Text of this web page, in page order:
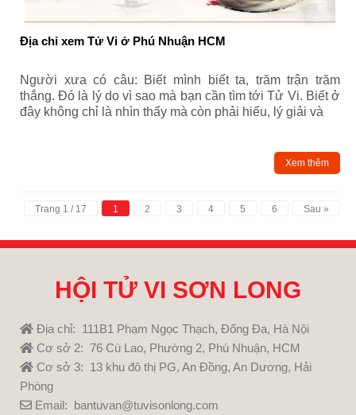
Địa chỉ xem Tử Vi ở Phú Nhuận HCM
Người xưa có câu: Biết mình biết ta, trăm trận trăm
thắng. Đó là lý do vì sao mà bạn cần tìm tới Tử Vi. Biết ở
đây không chỉ là nhìn thấy mà còn phải hiểu, lý giải và
Xem thêm
Trang 1 / 17 1 2 3 4 5 6 Sau »
HỘI TỬ VI SƠN LONG
Địa chỉ: 111B1 Phạm Ngọc Thạch, Đống Đa, Hà Nội
Cơ sở 2: 76 Cù Lao, Phường 2, Phú Nhuận, HCM
Cơ sở 3: 13 khu đô thị PG, An Đồng, An Dương, Hải
Phòng
Email: bantuvan@tuvisonlong.com